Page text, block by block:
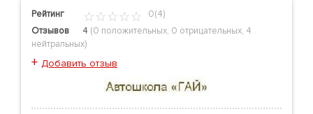
Рейтинг
0(4)
Отзывов
4 (0 положительных, 0 отрицательных, 4
нейтральных)
+ Добавить отзыв